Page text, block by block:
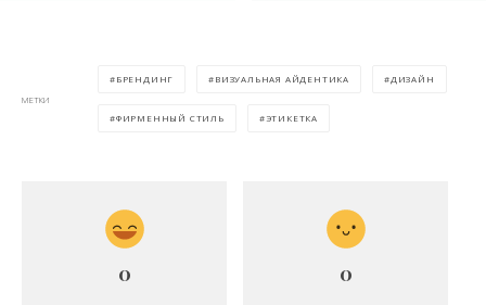
МЕТКИ
БРЕНДИНГ ВИЗУАЛЬНАЯ АЙДЕНТИКА ДИЗАЙН
ФИРМЕННЫЙ СТИЛЬ ЭТИКЕТКА
0 0